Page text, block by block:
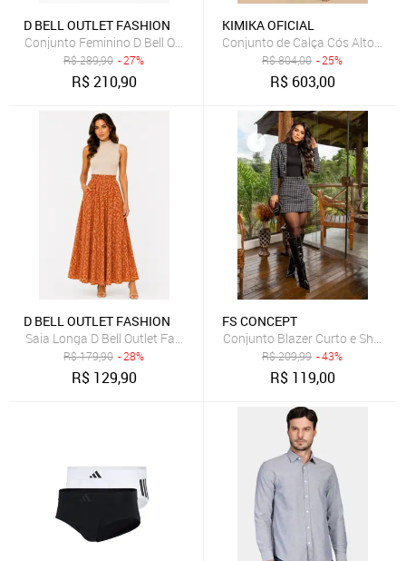
D BELL OUTLET FASHION
Conjunto Feminino D Bell Outlet Fashion Colete e Saia Marrom
R$289,90 - 27%
R$210,90
KIMIKA OFICIAL
Conjunto de Calça Cós Alto e
R$804,00 - 25%
R$ 603,00
D BELL OUTLET FASHION
Saia Longa D Bell Outlet Fashion Estampa Floral Laranja e Bege
R$179,90 - 28%
R$ 129,90
FS CONCEPT
Conjunto Blazer Curto e Short
R$209,99 - 43%
R$ 119,00